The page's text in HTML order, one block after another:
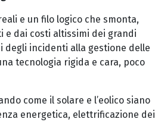
e un filo logico che smonta,
e dai costi altissimi dei grandi
degli incidenti alla gestione delle
tecnologia rigida e cara, poco
come il solare e l’eolico siano
energetica, elettrificazione dei